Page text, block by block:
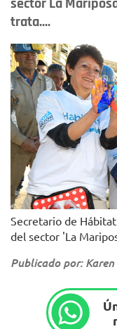
trata....
Secretario de
del sector 'La
Publicado por: